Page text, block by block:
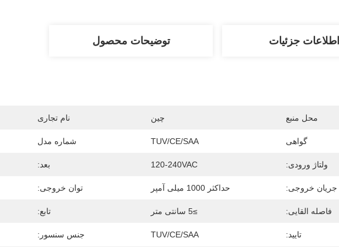
اطلاعات جزئیات توضیحات محصول
محل منبع چین نام تجاری
گواهی TUV/CE/SAA شماره مدل
ولتاژ ورودی: 120-240VAC بعد:
جریان خروجی: حداکثر 1000 میلی آمپر توان خروجی:
فاصله القایی: ≥5 سانتی متر تابع:
تایید: TUV/CE/SAA جنس سنسور: